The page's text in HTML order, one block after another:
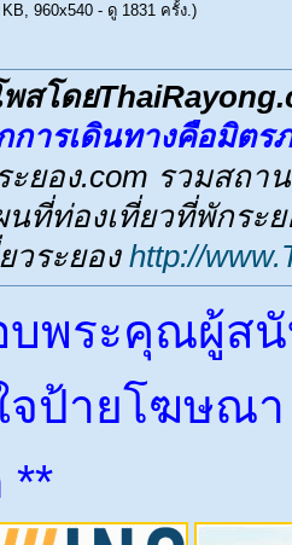
960x540 - ดู 1831 ครั้ง.)
สโดย
การเดินทางคือมิตร
ะยอง.com รวมสถ
ที่ท่องเที่ยวที่พักระ
วระยอง http://
พระคุณผู้สนั
จป้ายโฆษณ
**